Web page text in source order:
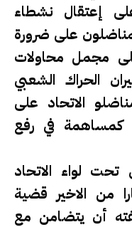
إعتقال نشطاء
على ضرورة
مجمل محاولات
الحراك الشعبي
الاتحاد على
كمساهمة في رفع
لواء الاتحاد
من الاخير قضية
أن يتضامن مع